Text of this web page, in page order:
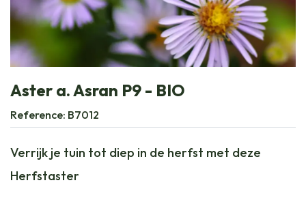
Aster a. Asran P9 - BIO
Reference: B7012
Verrijk je tuin tot diep in de herfst met deze
Herfstaster